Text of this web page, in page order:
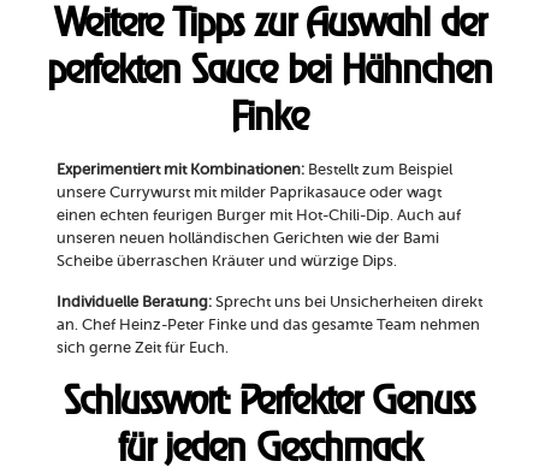
Weitere Tipps zur Auswahl der
perfekten Sauce bei Hähnchen
Finke
Experimentiert mit Kombinationen:Bestellt zum Beispiel
unsere Currywurst mit milder Paprikasauce oder wagt
einen echten feurigen Burger mit Hot-Chili-Dip. Auch auf
unseren neuen holländischen Gerichten wie der Bami
Scheibe überraschen Kräuter und würzige Dips.
Individuelle Beratung:Sprecht uns bei Unsicherheiten direkt
an. Chef Heinz-Peter Finke und das gesamte Team nehmen
sich gerne Zeit für Euch.
Schlusswort: Perfekter Genuss
für jeden Geschmack